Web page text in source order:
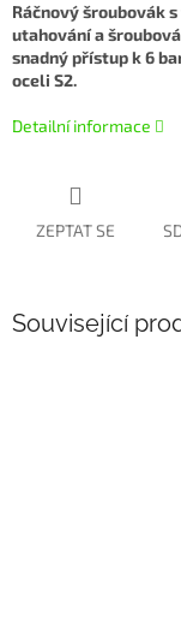
Ráčnový šroubovák
utahování a
snadný přístup k 6
oceli S2.
Detailní informace
ZEPTAT SE
Související